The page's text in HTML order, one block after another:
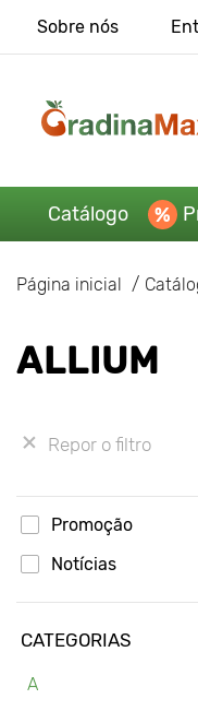
Sobre nós
Catálogo
Página inicial
ALLIUM
Repor o filtro
Promoção
Notícias
CATEGORIAS
A